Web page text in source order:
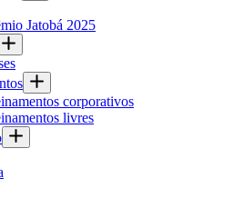
Jatobá 2025
corporativos
livres